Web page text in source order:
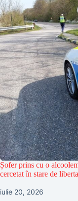
Șofer prins cu o
cercetat în stare de
iulie 20, 2026